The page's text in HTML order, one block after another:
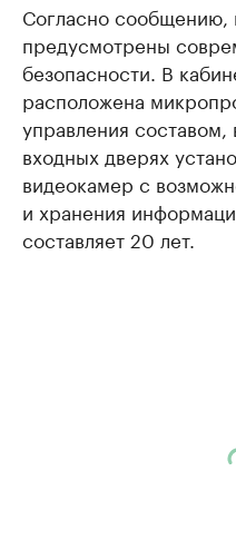
Согласно сообщению,
предусмотрены
безопасности. В
расположена
управления составом,
входных дверях
видеокамер с
и хранения
составляет 20 лет.